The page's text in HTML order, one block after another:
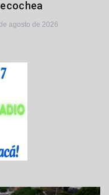
agosto de 2026